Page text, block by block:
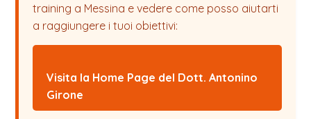
training a Messina e vedere come posso aiutarti
a raggiungere i tuoi obiettivi:
Visita la Home Page del Dott. Antonino
Girone